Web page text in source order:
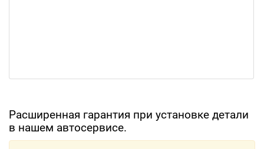
Расширенная гарантия при установке детали
в нашем автосервисе.